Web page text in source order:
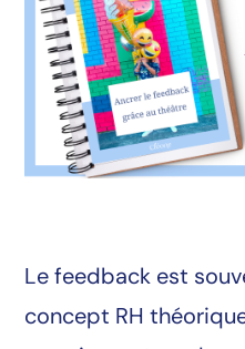
Le feedback est
concept RH